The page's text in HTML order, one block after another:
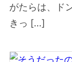
がたらは、ド
きっ […]